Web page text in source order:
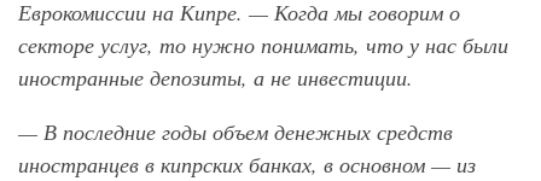
Еврокомиссии на Кипре. — Когда мы говорим о
секторе услуг, то нужно понимать, что у нас были
иностранные депозиты, а не инвестиции.
— В последние годы объем денежных средств
иностранцев в кипрских банках, в основном — из